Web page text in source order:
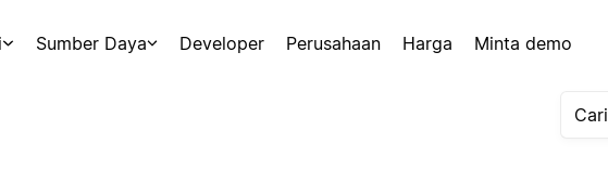
Sumber Daya Developer Perusahaan Harga Minta demo